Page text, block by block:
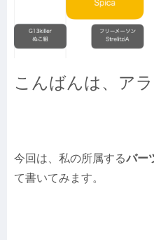
こんばんは、ア
今回は、私の所属するバー
て書いてみます。